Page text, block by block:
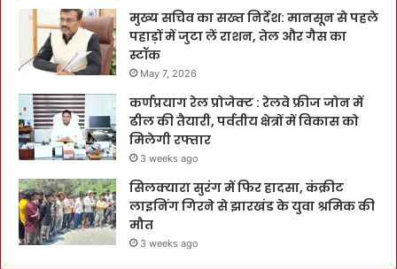
मुख्य सचिव का सख्त निर्देश: मानसून से पहले
पहाड़ों में जुटा लें राशन, तेल और गैस का
स्टॉक
May 7, 2026
कर्णप्रयाग रेल प्रोजेक्ट : रेलवे फ्रीज जोन में
ढील की तैयारी, पर्वतीय क्षेत्रों में विकास को
मिलेगी रफ्तार
3 weeks ago
सिलक्यारा सुरंग में फिर हादसा, कंक्रीट
लाइनिंग गिरने से झारखंड के युवा श्रमिक की
मौत
3 weeks ago